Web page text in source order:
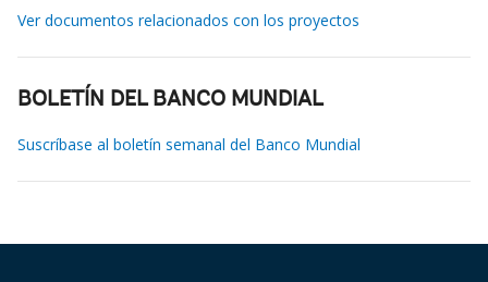
Ver documentos relacionados con los proyectos
BOLETÍN DEL BANCO MUNDIAL
Suscríbase al boletín semanal del Banco Mundial